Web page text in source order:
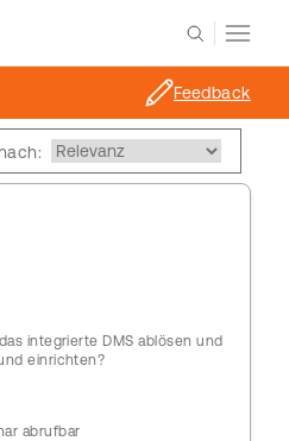
Feedback
integrierte DMS ablösen und
einrichten?
abrufbar